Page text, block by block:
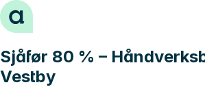
Hopp til innhold
Sjåfør 80 % –
Vestby